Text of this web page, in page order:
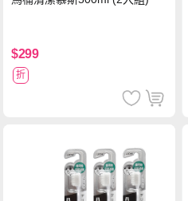
$299
折